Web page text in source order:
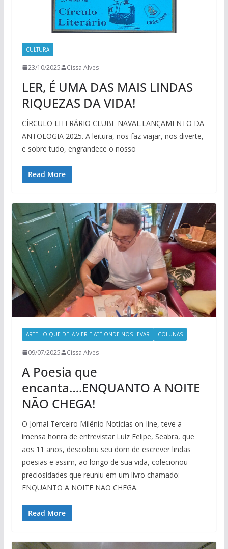
CULTURA
23/10/2025 Cissa Alves
LER, É UMA DAS MAIS LINDAS
RIQUEZAS DA VIDA!
CÍRCULO LITERÁRIO CLUBE NAVAL.LANÇAMENTO DA
ANTOLOGIA 2025. A leitura, nos faz viajar, nos diverte,
e sobre tudo, engrandece o nosso
Read More
ARTE - O QUE DELA VIER E ATÉ ONDE NOS LEVAR COLUNAS
09/07/2025 Cissa Alves
A Poesia que
encanta….ENQUANTO A NOITE
NÃO CHEGA!
O Jornal Terceiro Milênio Notícias on-line, teve a
imensa honra de entrevistar Luiz Felipe, Seabra, que
aos 11 anos, descobriu seu dom de escrever lindas
poesias e assim, ao longo de sua vida, colecionou
preciosidades que reuniu em um livro chamado:
ENQUANTO A NOITE NÃO CHEGA.
Read More